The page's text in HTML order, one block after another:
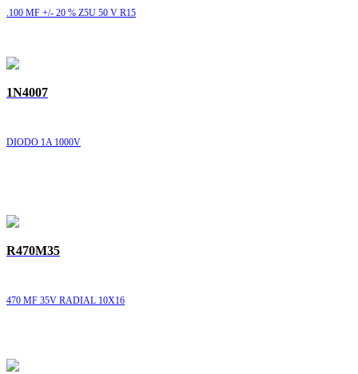
.100 MF +/- 20 % Z5U 50 V R15
1N4007
DIODO 1A 1000V
R470M35
470 MF 35V RADIAL 10X16